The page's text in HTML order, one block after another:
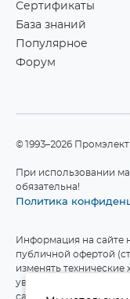
Сертификаты
База знаний
Популярное
Форум
©1993–2026
При использовании
обязательна!
Политика
Информация на сайте
публичной офертой
изменять технические
уведомления.
сайте производителя.